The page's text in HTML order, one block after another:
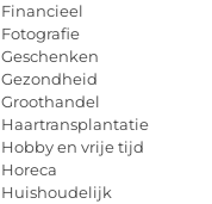
Financieel
Fotografie
Geschenken
Gezondheid
Groothandel
Haartransplantatie
Hobby en vrije tijd
Horeca
Huishoudelijk